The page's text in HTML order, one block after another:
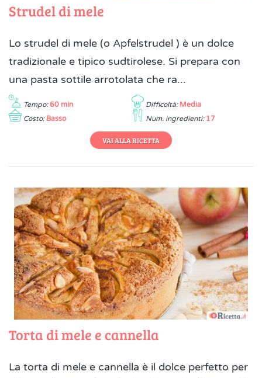
Strudel di mele
Lo strudel di mele (o Apfelstrudel ) è un dolce
tradizionale e tipico sudtirolese. Si prepara con
una pasta sottile arrotolata che ra...
Tempo: 60 min Difficoltà: Media
Costo: Basso Num. ingredienti: 17
VAI ALLA RICETTA
Torta di mele e cannella
La torta di mele e cannella è il dolce perfetto per